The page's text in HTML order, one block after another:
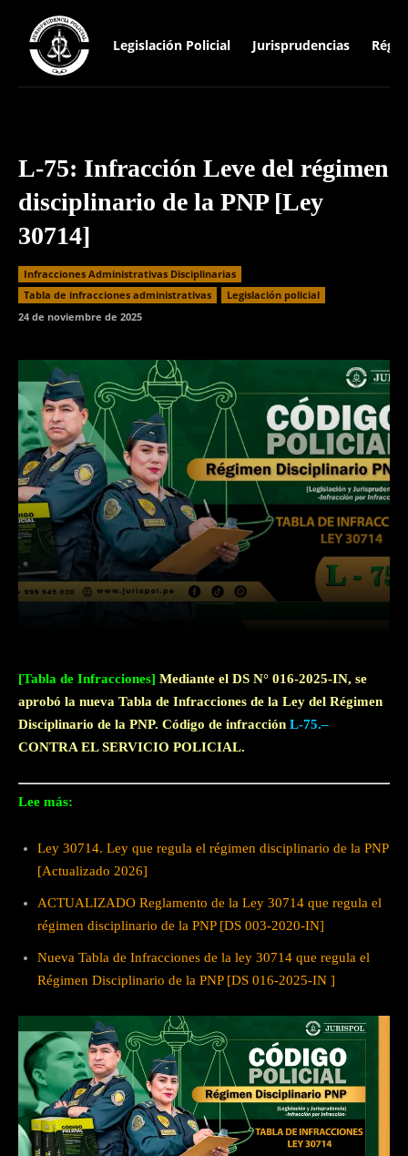
Legislación Policial Jurisprudencias
L-75: Infracción Leve del régimen
disciplinario de la PNP [Ley
30714]
Infracciones Administrativas Disciplinarias
⁠Tabla de infracciones administrativas
Legislación policial
24 de noviembre de 2025
Twitter
[Tabla de Infracciones] Mediante el DS N° 016-2025-IN, se
aprobó la nueva Tabla de Infracciones de la Ley del Régimen
Disciplinario de la PNP. Código de infracción L-75.–
CONTRA EL SERVICIO POLICIAL.
Lee más:
Ley 30714. Ley que regula el régimen disciplinario de la PNP
[Actualizado 2026]
ACTUALIZADO Reglamento de la Ley 30714 que regula el
régimen disciplinario de la PNP [DS 003-2020-IN]
Nueva Tabla de Infracciones de la ley 30714 que regula el
Régimen Disciplinario de la PNP [DS 016-2025-IN ]